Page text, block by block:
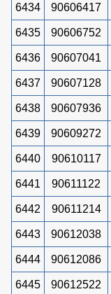
6434 90606417
6435 90606752
6436 90607041
6437 90607128
6438 90607936
6439 90609272
6440 90610117
6441 90611122
6442 90611214
6443 90612038
6444 90612086
6445 90612522